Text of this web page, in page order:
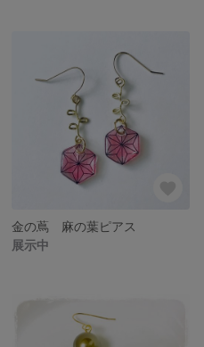
金の蔦 麻の葉ピアス
展示中